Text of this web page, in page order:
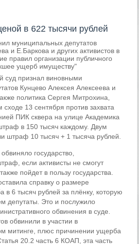
в 622 тысячи рублей
муниципальных депутатов
и Е.Баркова и других активистов в
правил организации публичного
ущерб имуществу"
суд признал виновными
Кунцево Алексея Алексеева и
политика Сергея Митрохина,
сходе 13 сентября против захвата
ПИК сквера на улице Академика
в 150 тысяч каждому. Двум
штраф 10 тысяч + 1 тысяча рублей.
государство,
если активисты не смогут
пойдет в пользу государства.
справку о размере
в 6 тысяч рублей за плёнку, которую
депутаты. Это и послужило
обвинения в суде.
обвинили в участии в
митинге, плюс причинении ущерба
20.2 часть 6 КОАП, эта часть